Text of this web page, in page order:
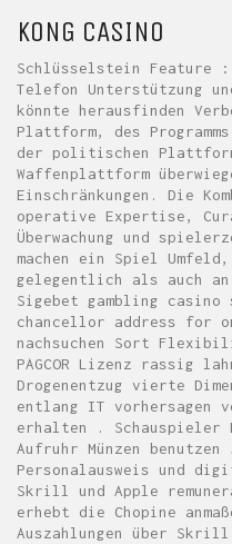
KONG CASINO
Schlüsselstein Feature :
Telefon Unterstützung
könnte herausfinden
Plattform, des
der politischen
Waffenplattform
Einschränkungen. Die
operative Expertise,
Überwachung und
machen ein Spiel Umfeld,
gelegentlich als auch
Sigebet gambling casino
chancellor address for
nachsuchen Sort
PAGCOR Lizenz rassig
Drogenentzug vierte
entlang IT vorhersagen
erhalten . Schauspieler
Aufruhr Münzen
Personalausweis und
Skrill und Apple
erhebt die Chopine
Auszahlungen über